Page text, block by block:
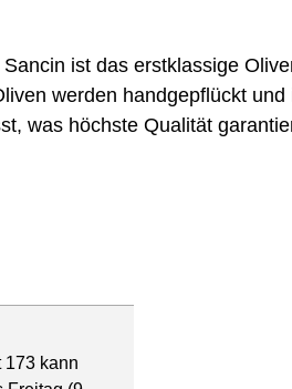
ist das erstklassige
werden handgepflückt
was höchste Qualität
173 kann